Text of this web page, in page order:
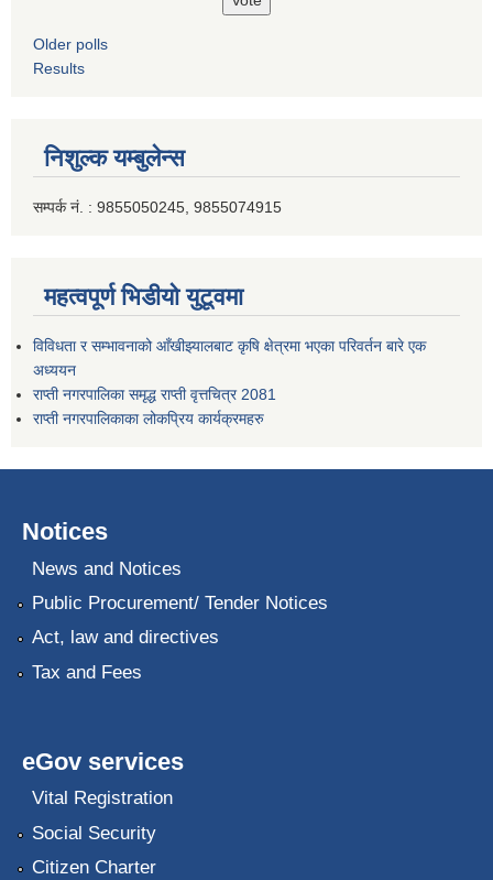
Older polls
Results
निशुल्क यम्बुलेन्स
सम्पर्क नं. : 9855050245, 9855074915
महत्वपूर्ण भिडीयो युटूवमा
विविधता र सम्भावनाको आँखीझ्यालबाट कृषि क्षेत्रमा भएका परिवर्तन बारे एक
अध्ययन
राप्ती नगरपालिका समृद्ध राप्ती वृत्तचित्र 2081
राप्ती नगरपालिकाका लोकप्रिय कार्यक्रमहरु
Notices
News and Notices
Public Procurement/ Tender Notices
Act, law and directives
Tax and Fees
eGov services
Vital Registration
Social Security
Citizen Charter